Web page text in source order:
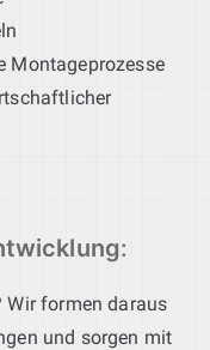
Montageprozesse
:
Wir formen daraus
und sorgen mit